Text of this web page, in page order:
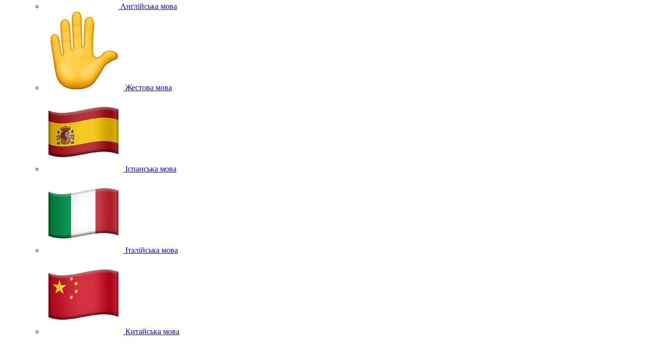
Англійська мова
Жестова мова
Іспанська мова
Італійська мова
Китайська мова